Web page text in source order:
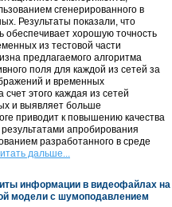
сгенерированного в
Результаты показали, что
обеспечивает хорошую точность
из тестовой части
предлагаемого алгоритма
поля для каждой из сетей за
и временных
счет этого каждая из сетей
и выявляет больше
приводит к повышению качества
апробирования
разработанного в среде
дальше...
информации в видеофайлах на
модели с шумоподавлением